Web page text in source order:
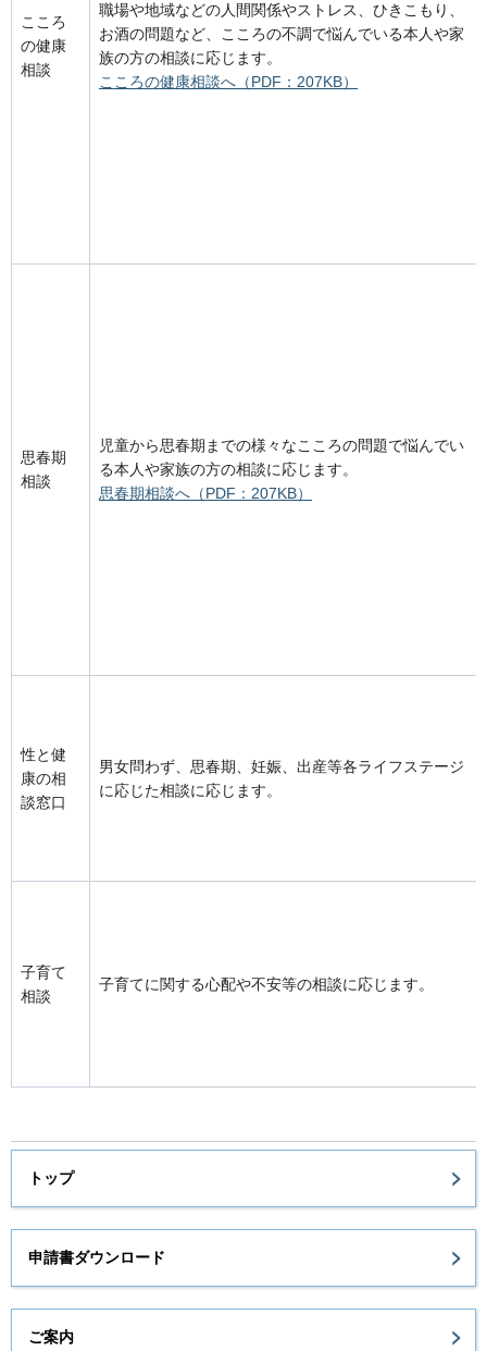
こころ
の健康
相談
職場や地域などの人間関係やストレス、ひきこもり、
お酒の問題など、こころの不調で悩んでいる本人や家
族の方の相談に応じます。
こころの健康相談へ（PDF：207KB）
思春期
相談
児童から思春期までの様々なこころの問題で悩んでい
る本人や家族の方の相談に応じます。
思春期相談へ（PDF：207KB）
性と健
康の相
談窓口
男女問わず、思春期、妊娠、出産等各ライフステージ
に応じた相談に応じます。
子育て
相談
子育てに関する心配や不安等の相談に応じます。
トップ
申請書ダウンロード
ご案内